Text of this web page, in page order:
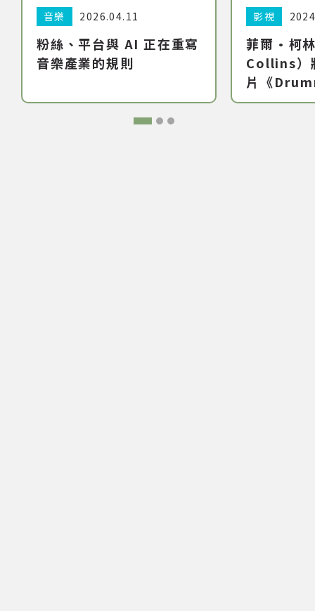
分類:
音樂 日期:
2026.04.11
粉絲、平台與 AI 正在重寫
音樂產業的規則
分類:
影視 日期:
菲爾·柯
Collins）
片《